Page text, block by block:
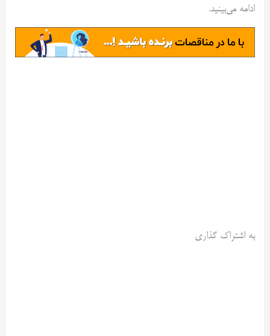
ادامه می‌بینید.
به اشتراک گذاری